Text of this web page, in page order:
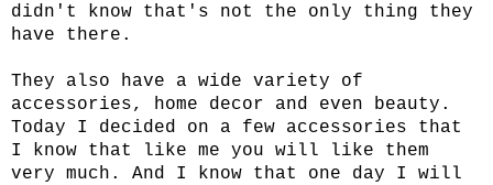
didn't know that's not the only thing they
have there.
They also have a wide variety of
accessories, home decor and even beauty.
Today I decided on a few accessories that
I know that like me you will like them
very much. And I know that one day I will